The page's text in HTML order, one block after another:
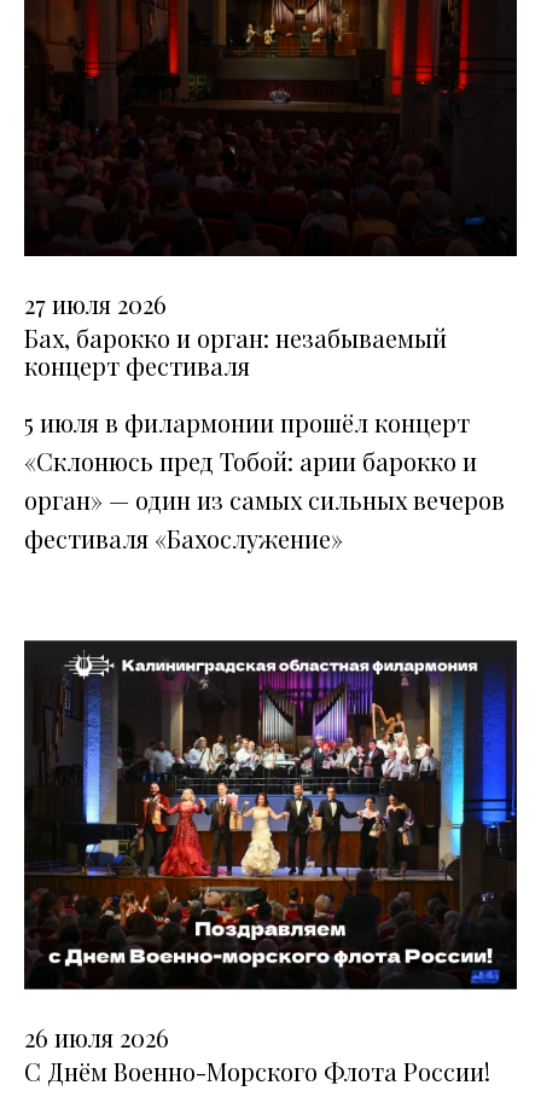
27 июля 2026
Бах, барокко и орган: незабываемый
концерт фестиваля
5 июля в филармонии прошёл концерт
«Склонюсь пред Тобой: арии барокко и
орган» — один из самых сильных вечеров
фестиваля «Бахослужение»
26 июля 2026
С Днём Военно-Морского Флота России!